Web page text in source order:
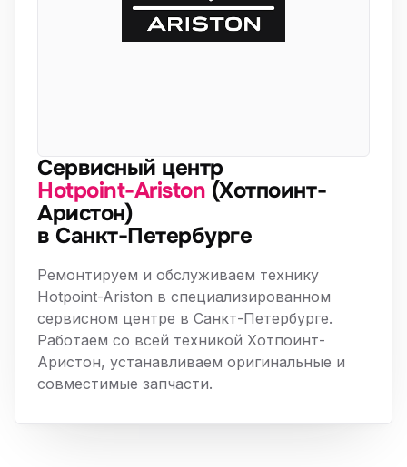
Сервисный центр
Hotpoint-Ariston (Хотпоинт-
Аристон)
в Санкт-Петербурге
Ремонтируем и обслуживаем технику
Hotpoint-Ariston в специализированном
сервисном центре в Санкт-Петербурге.
Работаем со всей техникой Хотпоинт-
Аристон, устанавливаем оригинальные и
совместимые запчасти.